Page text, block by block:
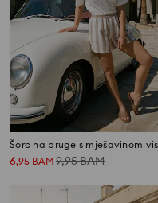
6,95 BAM 9,95BAM